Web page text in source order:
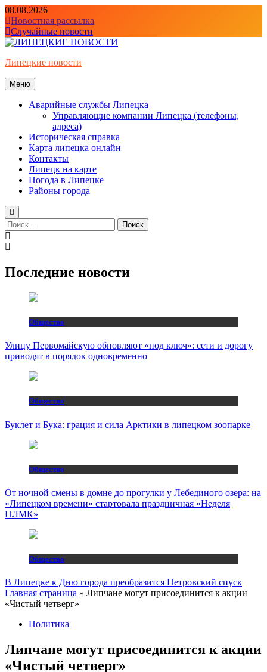
Перейти
к
содержимому
08.08.2026
Новостная рассылка
Случайные новости
Липецкие новости
Меню
Аварийные службы Липецка
Управляющие компании Липецка (телефоны,
адреса)
Историческая справка
Карта липецка онлайн
Контакты
Липецк на карте
Погода в Липецке
Районы города
Найти:
Последние новости
Общество
Улицу Первомайскую обновляют «под ключ»: сети и дорогу
приводят в порядок одновременно
Общество
Буклет и Бука: грация и сила Арктики в липецком зоопарке
Общество
От ночной смены в домне до прогулки у Лебединого озера: на
«Липецком времени» стартовала праздничная «Неделя
НЛМК»
Общество
В Липецке к Дню города преобразится Петровский спуск
Главная страница » Липчане могут присоединится к акции
«Чистый четверг»
Политика
Липчане могут присоединится к акции
«Чистый четверг»